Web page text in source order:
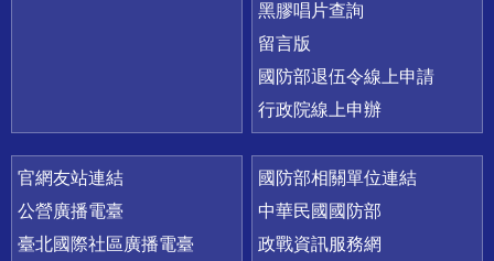
黑膠唱片查詢
留言版
國防部退伍令線上申請
行政院線上申辦
官網友站連結
公營廣播電臺
臺北國際社區廣播電臺
國防部相關單位連結
中華民國國防部
政戰資訊服務網